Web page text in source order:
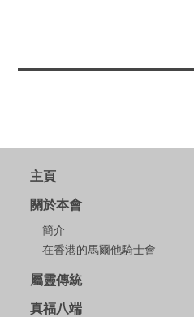
主頁
關於本會
簡介
在香港的馬爾他騎士會
屬靈傳統
真福八端